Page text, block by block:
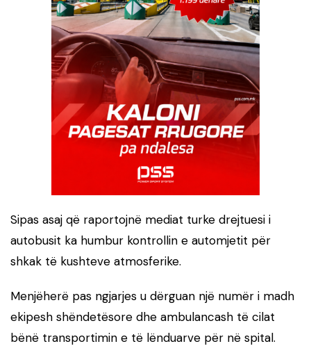
Sipas asaj që raportojnë mediat turke drejtuesi i
autobusit ka humbur kontrollin e automjetit për
shkak të kushteve atmosferike.
Menjëherë pas ngjarjes u dërguan një numër i madh
ekipesh shëndetësore dhe ambulancash të cilat
bënë transportimin e të lënduarve për në spital.